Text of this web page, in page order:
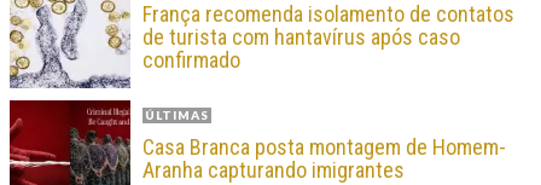
França recomenda isolamento de contatos
de turista com hantavírus após caso
confirmado
ÚLTIMAS
Casa Branca posta montagem de Homem-
Aranha capturando imigrantes